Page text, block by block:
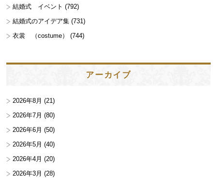
結婚式 イベント (792)
結婚式のアイデア集 (731)
衣裳 （costume）
(744)
アーカイブ
2026年8月 (21)
2026年7月 (80)
2026年6月 (50)
2026年5月 (40)
2026年4月 (20)
2026年3月 (28)